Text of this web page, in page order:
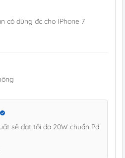
có dùng đc cho IPhone 7
sẽ đạt tối đa 20W chuẩn Pd